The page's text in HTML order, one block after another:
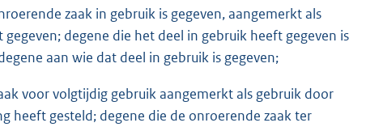
zaak in gebruik is gegeven, aangemerkt als
degene die het deel in gebruik heeft gegeven is
aan wie dat deel in gebruik is gegeven;
voor volgtijdig gebruik aangemerkt als gebruik door
heeft gesteld; degene die de onroerende zaak ter